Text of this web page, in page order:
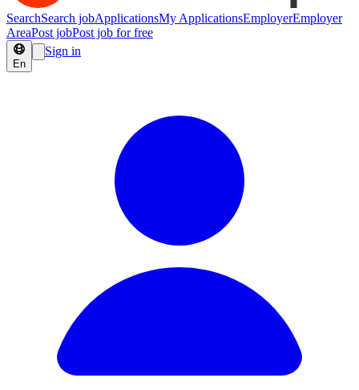
SearchSearch jobApplicationsMy ApplicationsEmployerEmployer
AreaPost jobPost job for free
En
Sign in